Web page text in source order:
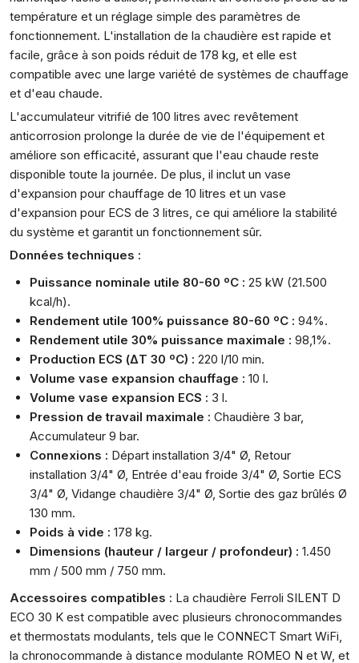
température et un réglage simple des paramètres de
fonctionnement. L'installation de la chaudière est rapide et
facile, grâce à son poids réduit de 178 kg, et elle est
compatible avec une large variété de systèmes de chauffage
et d'eau chaude.
L'accumulateur vitrifié de 100 litres avec revêtement
anticorrosion prolonge la durée de vie de l'équipement et
améliore son efficacité, assurant que l'eau chaude reste
disponible toute la journée. De plus, il inclut un vase
d'expansion pour chauffage de 10 litres et un vase
d'expansion pour ECS de 3 litres, ce qui améliore la stabilité
du système et garantit un fonctionnement sûr.
Données techniques :
Puissance nominale utile 80-60 ºC : 25 kW (21.500
kcal/h).
Rendement utile 100% puissance 80-60 ºC : 94%.
Rendement utile 30% puissance maximale : 98,1%.
Production ECS (ΔT 30 ºC) : 220 l/10 min.
Volume vase expansion chauffage : 10 l.
Volume vase expansion ECS : 3 l.
Pression de travail maximale : Chaudière 3 bar,
Accumulateur 9 bar.
Connexions : Départ installation 3/4" Ø, Retour
installation 3/4" Ø, Entrée d'eau froide 3/4" Ø, Sortie ECS
3/4" Ø, Vidange chaudière 3/4" Ø, Sortie des gaz brûlés Ø
130 mm.
Poids à vide : 178 kg.
Dimensions (hauteur / largeur / profondeur) : 1.450
mm / 500 mm / 750 mm.
Accessoires compatibles : La chaudière Ferroli SILENT D
ECO 30 K est compatible avec plusieurs chronocommandes
et thermostats modulants, tels que le CONNECT Smart WiFi,
la chronocommande à distance modulante ROMEO N et W, et